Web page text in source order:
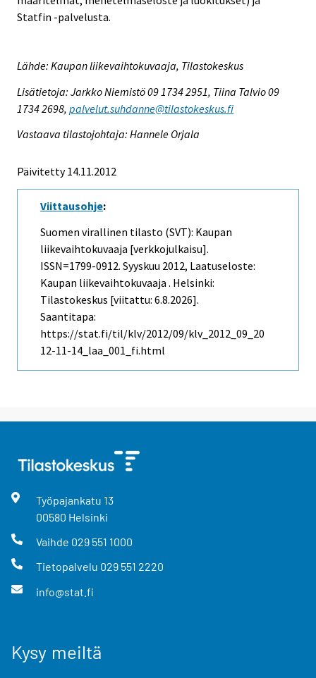
Statfin -palvelusta.
Lähde: Kaupan liikevaihtokuvaaja, Tilastokeskus
Lisätietoja: Jarkko Niemistö 09 1734 2951, Tiina Talvio 09
1734 2698, palvelut.suhdanne@tilastokeskus.fi
Vastaava tilastojohtaja: Hannele Orjala
Päivitetty 14.11.2012
Viittausohje:
Suomen virallinen tilasto (SVT): Kaupan
liikevaihtokuvaaja [verkkojulkaisu].
ISSN=1799-0912. Syyskuu 2012, Laatuseloste:
Kaupan liikevaihtokuvaaja . Helsinki:
Tilastokeskus [viitattu: 6.8.2026].
Saantitapa:
https://stat.fi/til/klv/2012/09/klv_2012_09_20
12-11-14_laa_001_fi.html
Työpajankatu 13
00580 Helsinki
Vaihde 029 551 1000
Tietopalvelu 029 551 2220
info@stat.fi
Kysy meiltä